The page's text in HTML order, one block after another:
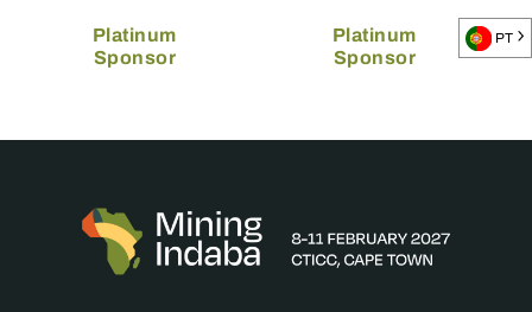
Platinum
Sponsor
Platinum
Sponsor
PT